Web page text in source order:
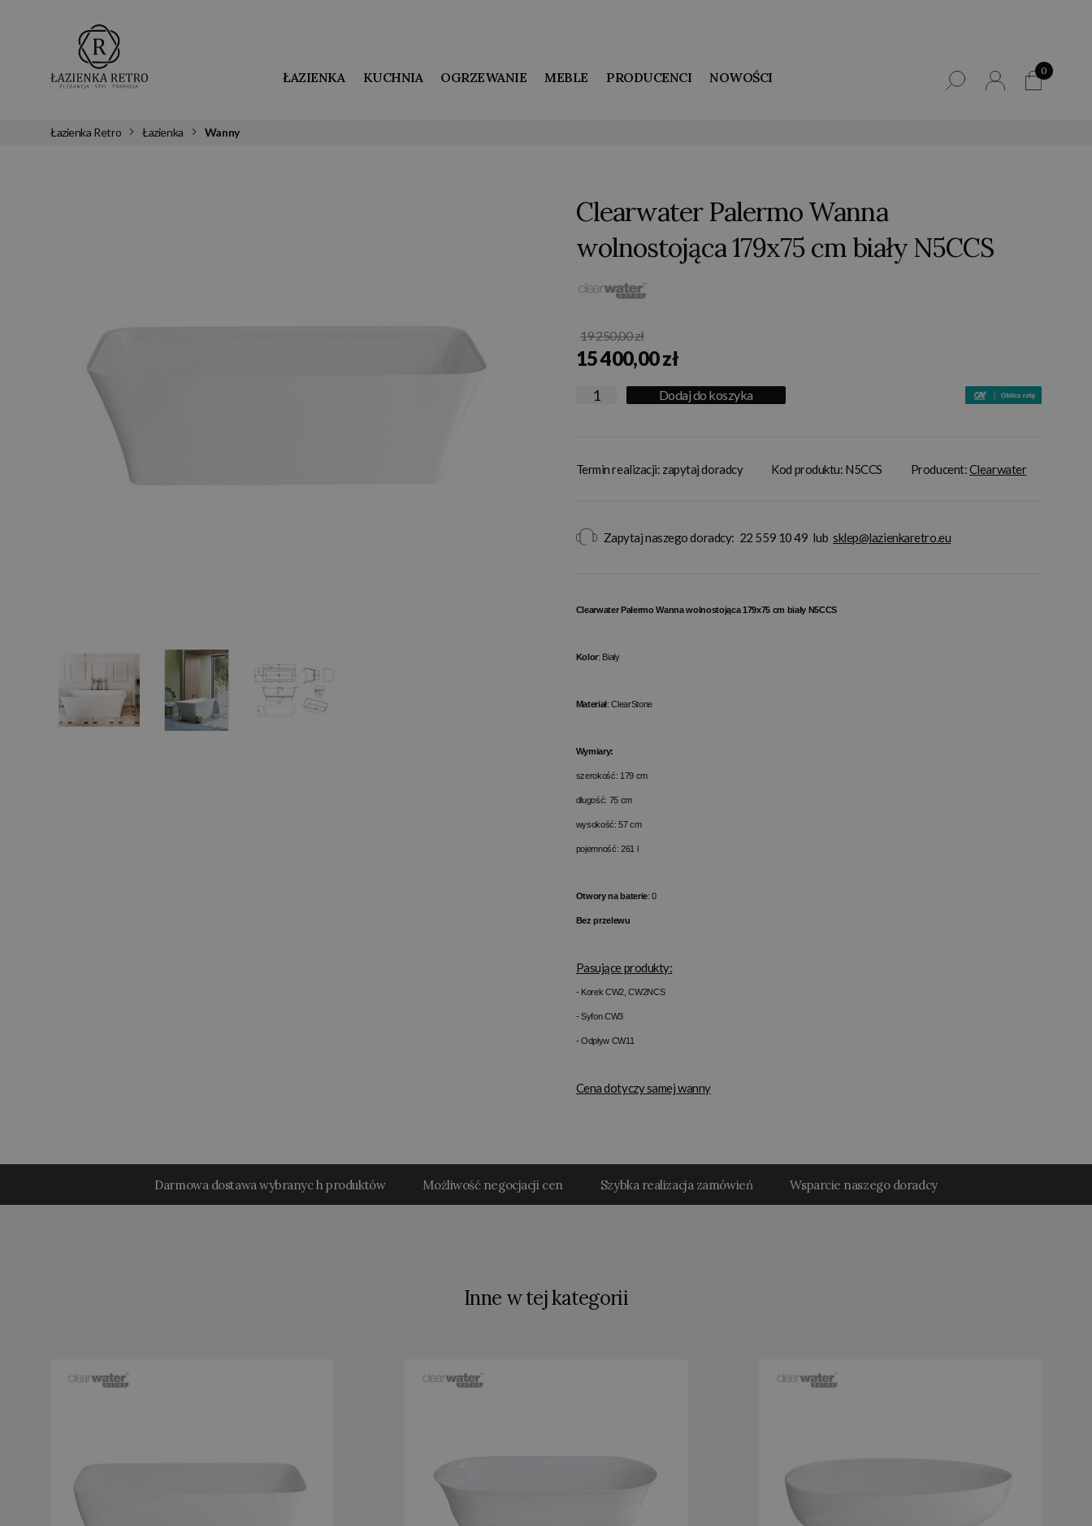
ŁAZIENKA KUCHNIA OGRZEWANIE MEBLE PRODUCENCI NOWOŚCI 0
Łazienka Retro Łazienka Wanny
Clearwater Palermo Wanna
wolnostojąca 179x75 cm biały N5CCS
19 250,00 zł
15 400,00 zł
Dodaj do koszyka
Termin realizacji: zapytaj doradcy Kod produktu: N5CCS Producent:Clearwater
Zapytaj naszego doradcy: 22 559 10 49 lub sklep@lazienkaretro.eu
Clearwater Palermo Wanna wolnostojąca 179x75 cm biały N5CCS
Kolor: Biały
Materiał: ClearStone
Wymiary:
szerokość: 179 cm
długość: 75 cm
wysokość: 57 cm
pojemność: 261 l
Otwory na baterie: 0
Bez przelewu
Pasujące produkty:
- Korek CW2, CW2NCS
- Syfon CW3
- Odpływ CW11
Cena dotyczy samej wanny
Darmowa dostawa wybranyc h produktów Możliwość negocjacji cen Szybka realizacja zamówień Wsparcie naszego doradcy
Inne w tej kategorii